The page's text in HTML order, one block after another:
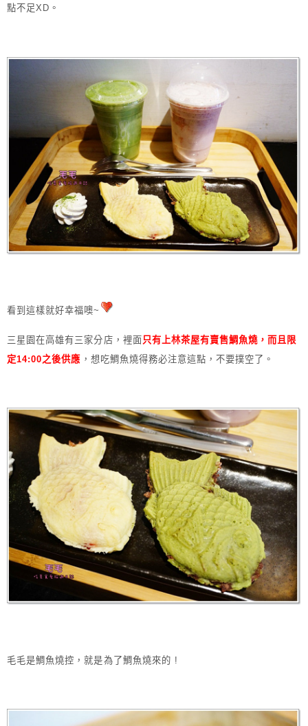
點不足XD。
看到這樣就好幸福噢~
三星園在高雄有三家分店，裡面 只有上林茶屋有賣售鯛魚燒，而且限
定14:00之後供應 ，想吃鯛魚燒得務必注意這點，不要撲空了。
毛毛是鯛魚燒控，就是為了鯛魚燒來的 !